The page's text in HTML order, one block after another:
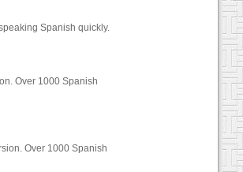
Spanish quickly.
Over 1000 Spanish
Over 1000 Spanish